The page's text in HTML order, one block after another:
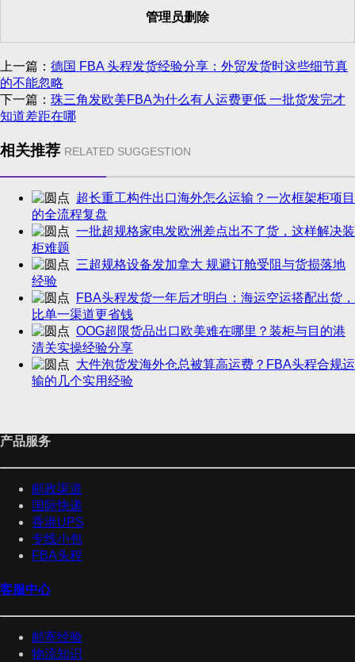
管理员删除
上一篇： 德国 FBA 头程发货经验分享：外贸发货时这些细节真
的不能忽略
下一篇： 珠三角发欧美FBA为什么有人运费更低 一批货发完才
知道差距在哪
相关推荐 RELATED SUGGESTION
超长重工构件出口海外怎么运输？一次框架柜项目
的全流程复盘
一批超规格家电发欧洲差点出不了货，这样解决装
柜难题
三超规格设备发加拿大 规避订舱受阻与货损落地
经验
FBA头程发货一年后才明白：海运空运搭配出货，
比单一渠道更省钱
OOG超限货品出口欧美难在哪里？装柜与目的港
清关实操经验分享
大件泡货发海外仓总被算高运费？FBA头程合规运
输的几个实用经验
产品服务
邮政渠道
国际快递
香港UPS
专线小包
FBA头程
客服中心
邮寄经验
物流知识